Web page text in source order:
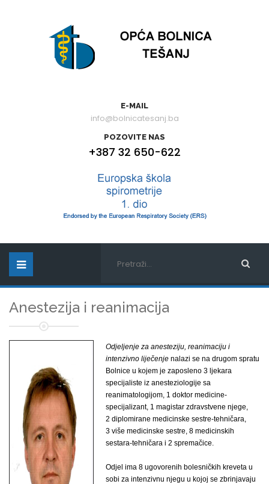
E-MAIL
info@bolnicatesanj.ba
POZOVITE NAS
+387 32 650-622
Anestezija i reanimacija
Odjeljenje za anesteziju, reanimaciju i
intenzivno liječenje nalazi se na drugom spratu
Bolnice u kojem je zaposleno 3 ljekara
specijaliste iz anesteziologije sa
reanimatologijom, 1 doktor medicine-
specijalizant, 1 magistar zdravstvene njege,
2 diplomirane medicinske sestre-tehničara,
3 više medicinske sestre, 8 medicinskih
sestara-tehničara i 2 spremačice.
Odjel ima 8 ugovorenih bolesničkih kreveta u
sobi za intenzivnu njegu u kojoj se zbrinjavaju